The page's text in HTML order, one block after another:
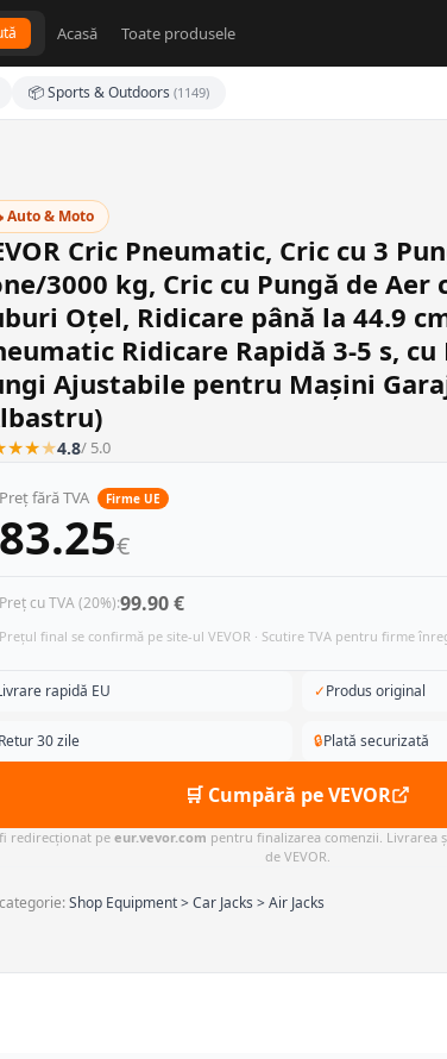
Acasă Toate produsele
📦 Sports & Outdoors (1149)
Auto & Moto
Cric Pneumatic, Cric cu 3
3000 kg, Cric cu Pungă de Aer
Oțel, Ridicare până la 44.9
Ridicare Rapidă 3-5 s, cu
Ajustabile pentru Mașini
★★★4.8/ 5.0
Preț fără TVA Firme UE
83.25€
Preț cu TVA (20%):99.90 €
Prețul final se confirmă pe site-ul VEVOR · Scutire TVA pentru firme
rapidă EU ✓Produs original
Retur 30 zile 🔒Plată securizată
🛒 Cumpără pe VEVOR
redirecționat pe eur.vevor.com pentru finalizarea comenzii. Livrarea
de VEVOR.
Shop Equipment > Car Jacks > Air Jacks